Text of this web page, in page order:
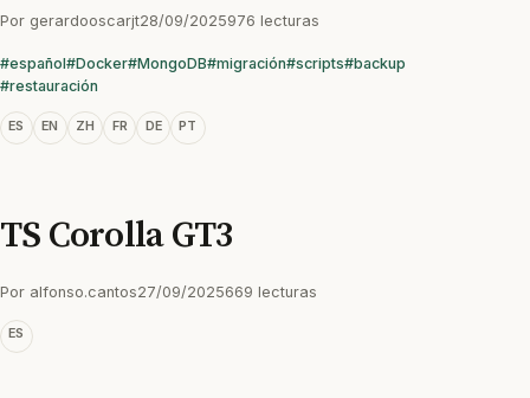
Por gerardooscarjt28/09/2025976 lecturas
#español#Docker#MongoDB#migración#scripts#backup
#restauración
ES EN ZH FR DE PT
TS Corolla GT3
Por alfonso.cantos27/09/2025669 lecturas
ES